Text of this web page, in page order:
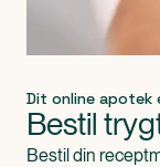
Dit online apotek
Bestil
Bestil din